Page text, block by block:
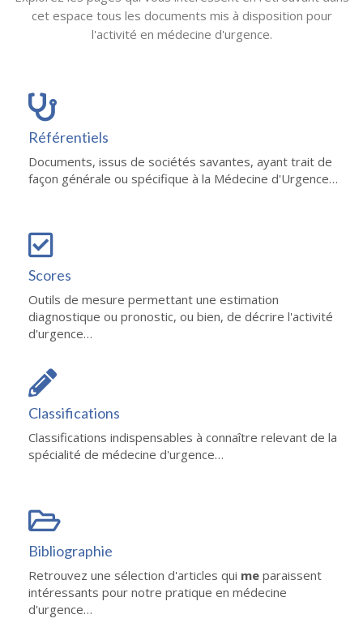
cet espace tous les documents mis à disposition pour
l'activité en médecine d'urgence.
Référentiels
Documents, issus de sociétés savantes, ayant trait de
façon générale ou spécifique à la Médecine d'Urgence…
Scores
Outils de mesure permettant une estimation
diagnostique ou pronostic, ou bien, de décrire l'activité
d'urgence…
Classifications
Classifications indispensables à connaître relevant de la
spécialité de médecine d'urgence…
Bibliographie
Retrouvez une sélection d'articles qui me paraissent
intéressants pour notre pratique en médecine
d'urgence…